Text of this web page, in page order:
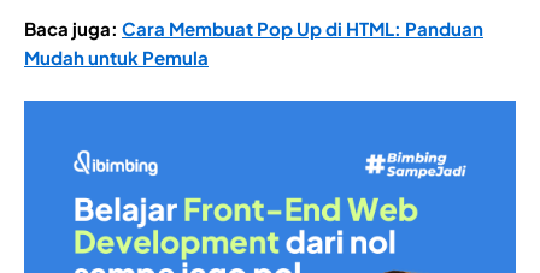
Baca juga: Cara Membuat Pop Up di HTML: Panduan
Mudah untuk Pemula